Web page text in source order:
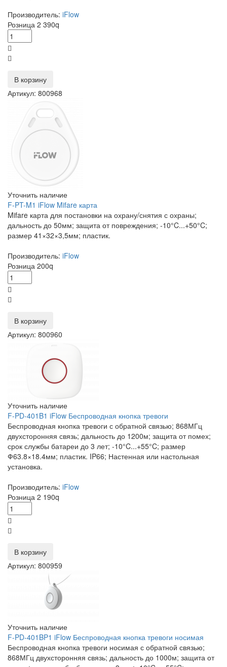
Производитель: iFlow
Розница 2 390q
В корзину
Артикул: 800968
Уточнить наличие
F-PT-M1 iFlow Mifare карта
Mifare карта для постановки на охрану/снятия с охраны;
дальность до 50мм; защита от повреждения; -10°C...+50°C;
размер 41×32×3,5мм; пластик.
Производитель: iFlow
Розница 200q
В корзину
Артикул: 800960
Уточнить наличие
F-PD-401B1 iFlow Беспроводная кнопка тревоги
Беспроводная кнопка тревоги с обратной связью; 868МГц
двухсторонняя связь; дальность до 1200м; защита от помех;
срок службы батареи до 3 лет; -10°C...+55°C; размер
Ф63.8×18.4мм; пластик. IP66; Настенная или настольная
установка.
Производитель: iFlow
Розница 2 190q
В корзину
Артикул: 800959
Уточнить наличие
F-PD-401BP1 iFlow Беспроводная кнопка тревоги носимая
Беспроводная кнопка тревоги носимая с обратной связью;
868МГц двухсторонняя связь; дальность до 1000м; защита от